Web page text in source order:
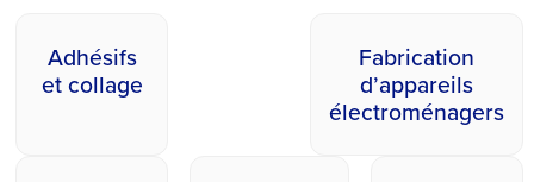
Adhésifs
et collage
Fabrication
d’appareils
électroménagers